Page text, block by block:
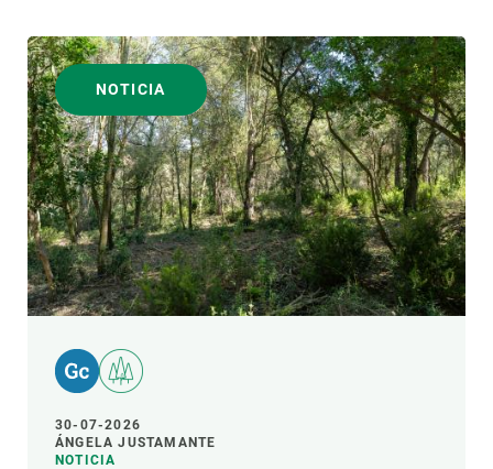
NOTICIA
30-07-2026
ÁNGELA JUSTAMANTE
NOTICIA